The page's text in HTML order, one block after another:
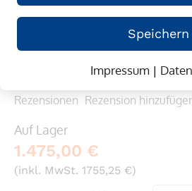
Speichern
Impressum|
Zum
der
Stahlband-
4.55/5.00
Mehr Informationen, dass es
Bewertungen handelt
Rezensionen Rezension
Auf Lager
1.475,00 €
(inkl. MwSt. 1755,25 €)